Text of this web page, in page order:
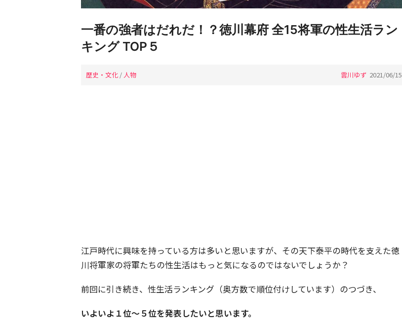
一番の強者はだれだ！？徳川幕府 全15将軍の性生活ラン
キング TOP５
歴史・文化 / 人物 雲川ゆず 2021/06/15
江戸時代に興味を持っている方は多いと思いますが、その天下泰平の時代を支えた徳
川将軍家の将軍たちの性生活はもっと気になるのではないでしょうか？
前回に引き続き、性生活ランキング（奥方数で順位付けしています）のつづき、
いよいよ１位～５位を発表したいと思います。